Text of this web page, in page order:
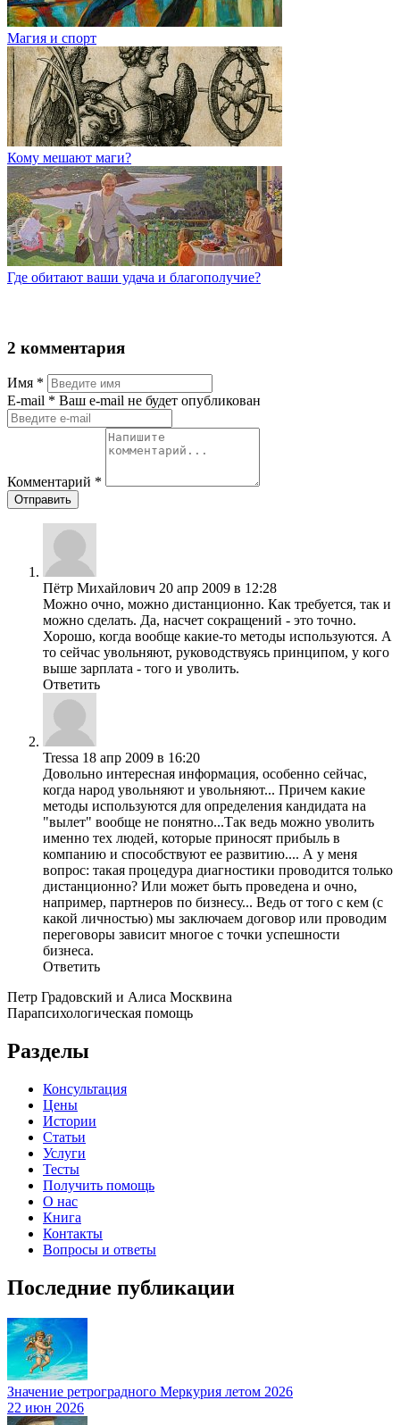
Магия и спорт
Кому мешают маги?
Где обитают ваши удача и благополучие?
2 комментария
Имя *
Е-mail * Ваш e-mail не будет опубликован
Комментарий *
Отправить
Пётр Михайлович 20 апр 2009 в 12:28
Можно очно, можно дистанционно. Как требуется, так и
можно сделать. Да, насчет сокращений - это точно.
Хорошо, когда вообще какие-то методы используются. А
то сейчас увольняют, руководствуясь принципом, у кого
выше зарплата - того и уволить.
Ответить
Tressa 18 апр 2009 в 16:20
Довольно интересная информация, особенно сейчас,
когда народ увольняют и увольняют... Причем какие
методы используются для определения кандидата на
"вылет" вообще не понятно...Так ведь можно уволить
именно тех людей, которые приносят прибыль в
компанию и способствуют ее развитию.... А у меня
вопрос: такая процедура диагностики проводится только
дистанционно? Или может быть проведена и очно,
например, партнеров по бизнесу... Ведь от того с кем (с
какой личностью) мы заключаем договор или проводим
переговоры зависит многое с точки успешности
бизнеса.
Ответить
Петр Градовский и Алиса Москвина
Парапсихологическая помощь
Разделы
Консультация
Цены
Истории
Статьи
Услуги
Тесты
Получить помощь
О нас
Книга
Контакты
Вопросы и ответы
Последние публикации
Значение ретроградного Меркурия летом 2026
22 июн 2026